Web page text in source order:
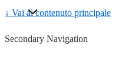
↓ Vai al contenuto principale
Secondary Navigation